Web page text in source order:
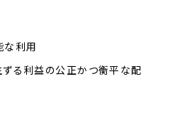
な利用
る利益の公正かつ衡平な配